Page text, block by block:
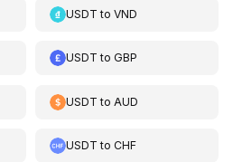
USDT toVND
USDT toGBP
USDT to AUD
USDT toCHF